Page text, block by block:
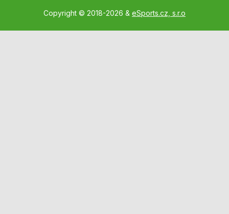
Copyright © 2018-2026 & eSports.cz, s.r.o